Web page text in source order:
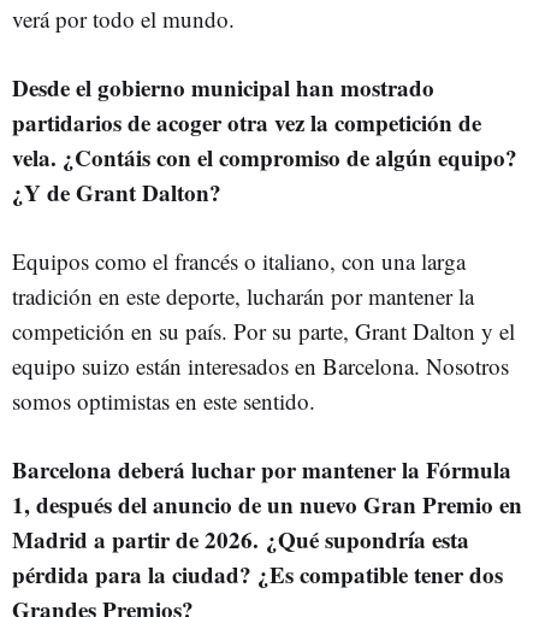
verá por todo el mundo.
Desde el gobierno municipal han mostrado
partidarios de acoger otra vez la competición de
vela. ¿Contáis con el compromiso de algún equipo?
¿Y de Grant Dalton?
Equipos como el francés o italiano, con una larga
tradición en este deporte, lucharán por mantener la
competición en su país. Por su parte, Grant Dalton y el
equipo suizo están interesados en Barcelona. Nosotros
somos optimistas en este sentido.
Barcelona deberá luchar por mantener la Fórmula
1, después del anuncio de un nuevo Gran Premio en
Madrid a partir de 2026. ¿Qué supondría esta
pérdida para la ciudad? ¿Es compatible tener dos
Grandes Premios?